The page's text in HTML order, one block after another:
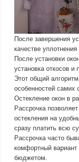
После завершения
качестве
После установки
установка откосов и
Этот общий
особенностей
Остекление окон в
Рассрочка
остекления на
сразу платить всю
Рассрочка часто
комфортный
бюджетом.